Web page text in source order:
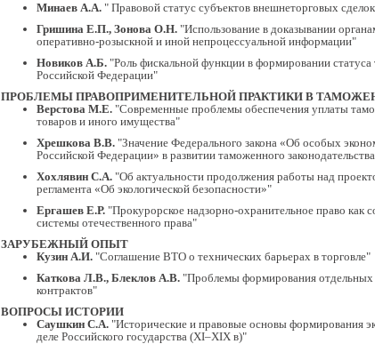
Минаев А.А. " Правовой статус субъектов внешнеторговых
Гришина Е.П., Зонова О.Н. "Использование в доказывании
оперативно-розыскной и иной непроцессуальной информации"
Новиков А.Б. "Роль фискальной функции в формировании
Российской Федерации"
ПРОБЛЕМЫ ПРАВОПРИМЕНИТЕЛЬНОЙ ПРАКТИКИ В
Верстова М.Е. "Современные проблемы обеспечения уплаты
товаров и иного имущества"
Хрешкова В.В. "Значение Федерального закона «Об особых
Российской Федерации» в развитии таможенного
Хохлявин С.А. "Об актуальности продолжения работы над
регламента «Об экологической безопасности»"
Ергашев Е.Р. "Прокурорское надзорно-охранительное право как
системы отечественного права"
ЗАРУБЕЖНЫЙ ОПЫТ
Кузин А.И. "Соглашение ВТО о технических барьерах в торговле"
Каткова Л.В., Блеклов А.В. "Проблемы формирования
контрактов"
ВОПРОСЫ ИСТОРИИ
Саушкин С.А. "Исторические и правовые основы формирования
деле Российского государства (XI–XIX в)"